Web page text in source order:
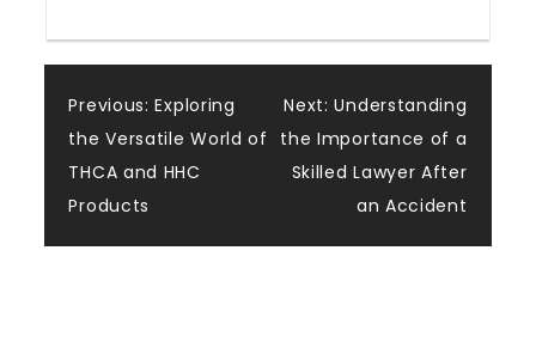
Post
navigation
Previous: Exploring
the Versatile World of
THCA and HHC
Products
Next: Understanding
the Importance of a
Skilled Lawyer After
an Accident